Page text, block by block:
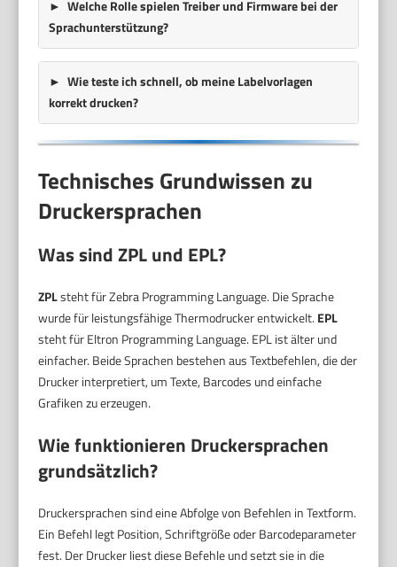
Welche Rolle spielen Treiber und Firmware bei der
Sprachunterstützung?
Wie teste ich schnell, ob meine Labelvorlagen
korrekt drucken?
Technisches Grundwissen zu
Druckersprachen
Was sind ZPL und EPL?
ZPLsteht für Zebra Programming Language. Die Sprache
wurde für leistungsfähige Thermodrucker entwickelt. EPL
steht für Eltron Programming Language. EPL ist älter und
einfacher. Beide Sprachen bestehen aus Textbefehlen, die der
Drucker interpretiert, um Texte, Barcodes und einfache
Grafiken zu erzeugen.
Wie funktionieren Druckersprachen
grundsätzlich?
Druckersprachen sind eine Abfolge von Befehlen in Textform.
Ein Befehl legt Position, Schriftgröße oder Barcodeparameter
fest. Der Drucker liest diese Befehle und setzt sie in die